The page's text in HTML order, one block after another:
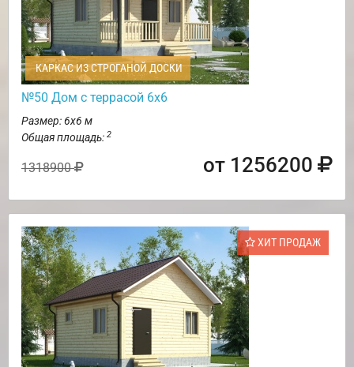
КАРКАС ИЗ СТРОГАНОЙ ДОСКИ
№50 Дом с террасой 6х6
Размер: 6х6 м
Общая площадь: 2
1318900 от 1256200
ХИТ ПРОДАЖ